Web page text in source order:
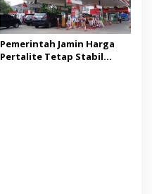
Pemerintah Jamin Harga
Pertalite Tetap Stabil